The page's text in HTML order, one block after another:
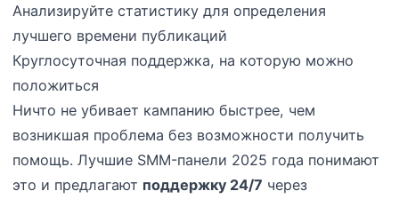
Анализируйте статистику для определения
лучшего времени публикаций
Круглосуточная поддержка, на которую можно
положиться
Ничто не убивает кампанию быстрее, чем
возникшая проблема без возможности получить
помощь. Лучшие SMM-панели 2025 года понимают
это и предлагают поддержку 24/7 через